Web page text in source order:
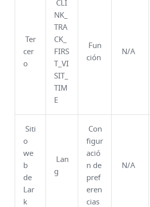
Ter
cer
o
CLI
NK_
TRA
CK_
FIRS
T_VI
SIT_
TIM
E
Fun
ción
N/A
Siti
o
we
b
de
Lar
k
Lan
g
Con
figur
ació
n de
pref
eren
cias
N/A